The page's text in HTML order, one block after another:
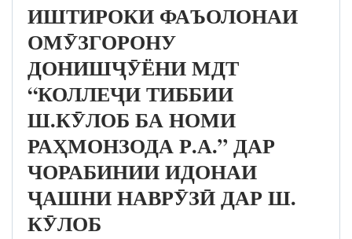
ИШТИРОКИ ФАЪОЛОНАИ
ОМӮЗГОРОНУ
ДОНИШҶӮЁНИ МДТ
“КОЛЛЕҶИ ТИББИИ
Ш.КӮЛОБ БА НОМИ
РАҲМОНЗОДА Р.А.” ДАР
ЧОРАБИНИИ ИДОНАИ
ҶАШНИ НАВРӮЗӢ ДАР Ш.
КӮЛОБ